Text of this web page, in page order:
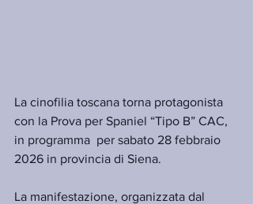
La cinofilia toscana torna protagonista
con la Prova per Spaniel “Tipo B” CAC,
in programma  per sabato 28 febbraio
2026 in provincia di Siena.
La manifestazione, organizzata dal